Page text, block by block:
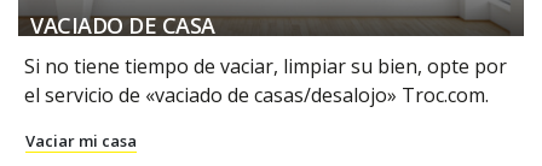
VACIADO DE CASA
Si no tiene tiempo de vaciar, limpiar su bien, opte por
el servicio de «vaciado de casas/desalojo» Troc.com.
Vaciar mi casa